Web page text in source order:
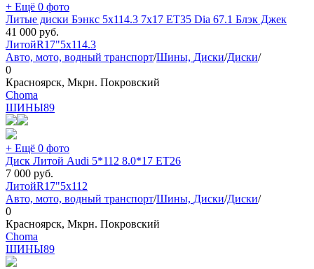
+ Ещё 0 фото
Литые диски Бэнкс 5x114.3 7x17 ET35 Dia 67.1 Блэк Джек
41 000 руб.
ЛитойR17"5x114.3
Авто, мото, водный транспорт/Шины, Диски/Диски/
0
Красноярск, Мкрн. Покровский
Choma
ШИНЫ89
+ Ещё 0 фото
Диск Литой Audi 5*112 8.0*17 ET26
7 000 руб.
ЛитойR17"5x112
Авто, мото, водный транспорт/Шины, Диски/Диски/
0
Красноярск, Мкрн. Покровский
Choma
ШИНЫ89